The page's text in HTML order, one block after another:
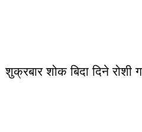
शुक्रबार शोक बिदा दिने रोशी